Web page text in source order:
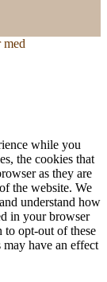
med
while you
the cookies that
as they are
the website. We
understand how
in your browser
to opt-out of these
have an effect